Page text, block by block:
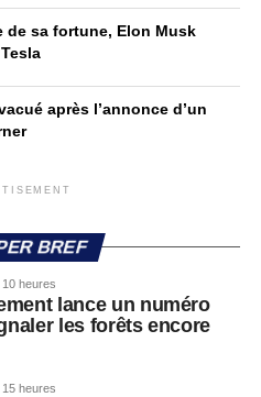
de sa fortune, Elon Musk
après l’annonce d’un
BREF
10 heures
lance un numéro
les forêts encore
15 heures